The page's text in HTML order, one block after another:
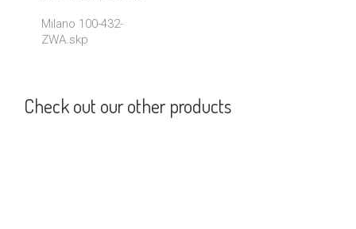
Milano 100-432-
ZWA.skp
Check out our other products